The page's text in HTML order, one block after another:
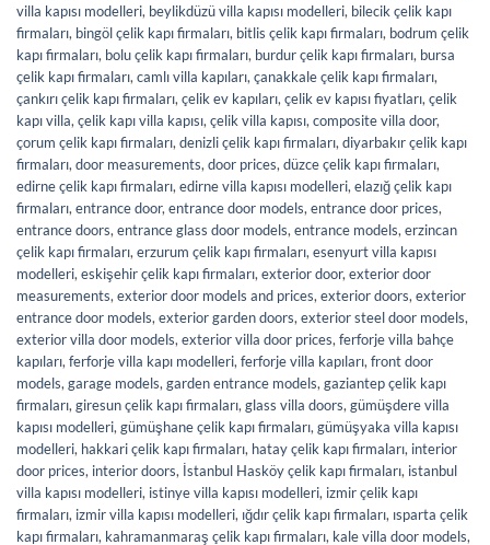
villa kapısı modelleri, beylikdüzü villa kapısı modelleri, bilecik çelik kapı
firmaları, bingöl çelik kapı firmaları, bitlis çelik kapı firmaları, bodrum çelik
kapı firmaları, bolu çelik kapı firmaları, burdur çelik kapı firmaları, bursa
çelik kapı firmaları,camlı villa kapıları,çanakkale çelik kapı firmaları,
çankırı çelik kapı firmaları,çelik ev kapıları,çelik ev kapısı fiyatları,çelik
kapı villa,çelik kapı villa kapısı,çelik villa kapısı,composite villa door,
çorum çelik kapı firmaları,denizli çelik kapı firmaları,diyarbakır çelik kapı
firmaları,door measurements,door prices,düzce çelik kapı firmaları,
edirne çelik kapı firmaları,edirne villa kapısı modelleri,elazığ çelik kapı
firmaları,entrance door,entrance door models,entrance door prices,
entrance doors,entrance glass door models,entrance models,erzincan
çelik kapı firmaları,erzurum çelik kapı firmaları,esenyurt villa kapısı
modelleri,eskişehir çelik kapı firmaları,exterior door,exterior door
measurements,exterior door models and prices,exterior doors,exterior
entrance door models,exterior garden doors,exterior steel door models,
exterior villa door models,exterior villa door prices,ferforje villa bahçe
kapıları,ferforje villa kapı modelleri,ferforje villa kapıları,front door
models,garage models,garden entrance models,gaziantep çelik kapı
firmaları,giresun çelik kapı firmaları,glass villa doors,gümüşdere villa
kapısı modelleri,gümüşhane çelik kapı firmaları,gümüşyaka villa kapısı
modelleri, hakkari çelik kapı firmaları, hatay çelik kapı firmaları, interior
door prices, interior doors, İstanbul Hasköy çelik kapı firmaları, istanbul
villa kapısı modelleri, istinye villa kapısı modelleri, izmir çelik kapı
firmaları, izmir villa kapısı modelleri, ığdır çelik kapı firmaları, ısparta çelik
kapı firmaları, kahramanmaraş çelik kapı firmaları, kale villa door models,